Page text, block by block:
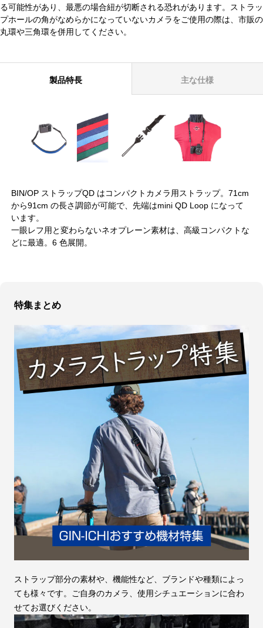
る可能性があり、最悪の場合紐が切断される恐れがあります。ストラッ
プホールの角がなめらかになっていないカメラをご使用の際は、市販の
丸環や三角環を併用してください。
製品特長 主な仕様
BIN/OP ストラップQD はコンパクトカメラ用ストラップ。71cm
から91cm の長さ調節が可能で、先端はmini QD Loop になって
います。
一眼レフ用と変わらないネオプレーン素材は、高級コンパクトな
どに最適。6 色展開。
特集まとめ
ストラップ部分の素材や、機能性など、ブランドや種類によっ
ても様々です。ご自身のカメラ、使用シチュエーションに合わ
せてお選びください。